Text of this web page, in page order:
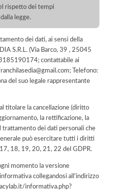
rispetto dei tempi
legge.
dei dati, ai sensi della
S.R.L. (Via Barco, 39 , 25045
contattabile ai
Telefono:
del suo legale rappresentante
titolare la cancellazione (diritto
la rettificazione, la
trattamento dei dati personali che
può esercitare tutti i diritti
18, 19, 20, 21, 22 del GDPR.
momento la versione
collegandosi all'indirizzo
informativa.php?